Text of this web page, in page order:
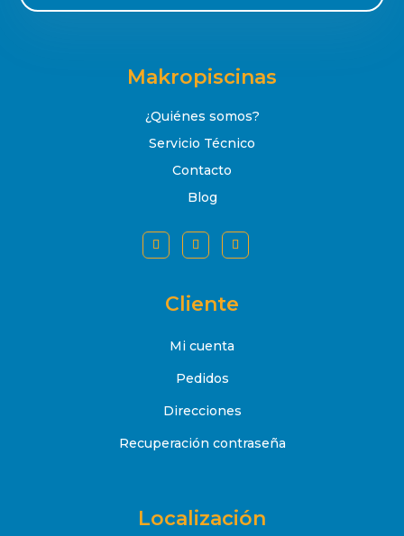
Makropiscinas
¿Quiénes somos?
Servicio Técnico
Contacto
Blog
Cliente
Mi cuenta
Pedidos
Direcciones
Recuperación contraseña
Localización